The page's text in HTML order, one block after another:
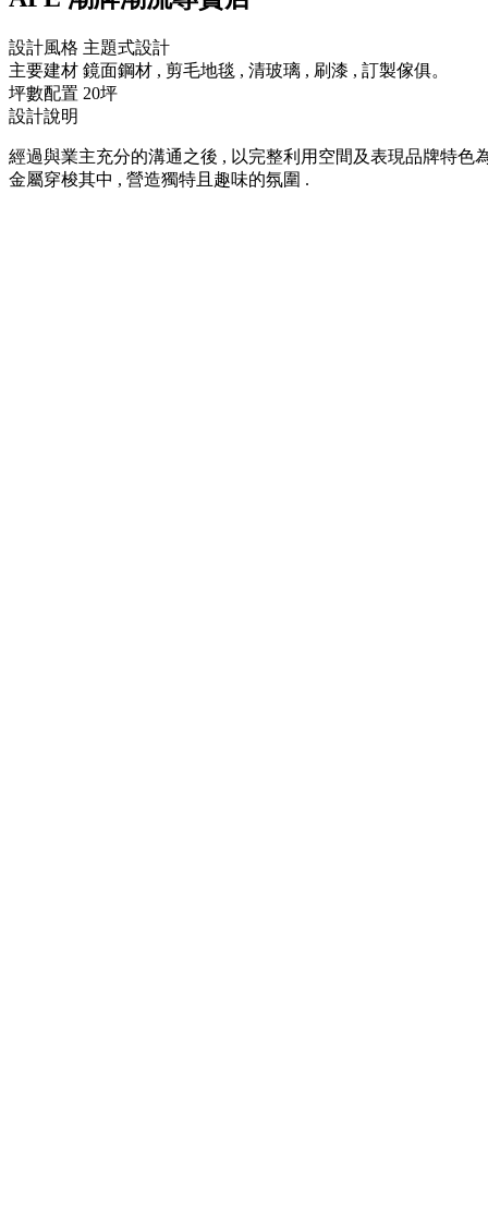
設計風格 主題式設計
主要建材 鏡面鋼材 , 剪毛地毯 , 清玻璃 , 刷漆 , 訂製傢俱。
坪數配置 20坪
設計說明
經過與業主充分的溝通之後 , 以完整利用空間及表現品牌特
金屬穿梭其中 , 營造獨特且趣味的氛圍 .